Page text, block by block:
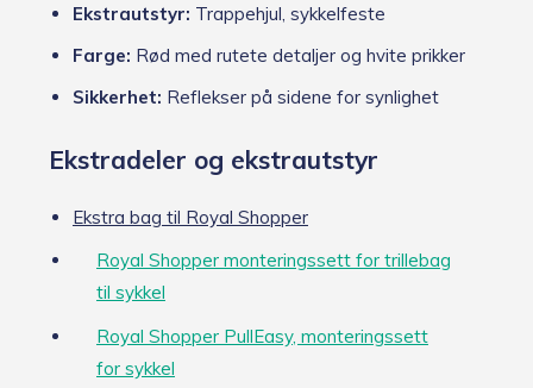
Ekstrautstyr: Trappehjul, sykkelfeste
Farge: Rød med rutete detaljer og hvite prikker
Sikkerhet: Reflekser på sidene for synlighet
Ekstradeler og ekstrautstyr
Ekstra bag til Royal Shopper
Royal Shopper monteringssett for trillebag
til sykkel
Royal Shopper PullEasy, monteringssett
for sykkel